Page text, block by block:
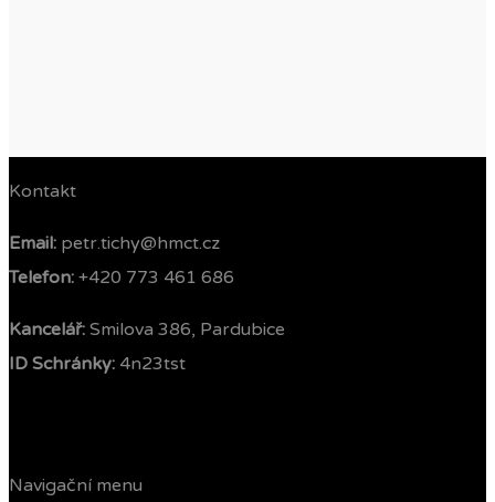
Kontakt
Email: petr.tichy@hmct.cz
Telefon: ‭ +420 773 461 686‬
Kancelář: Smilova 386, Pardubice
ID Schránky: 4n23tst
Navigační menu